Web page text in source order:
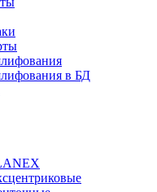
в БД